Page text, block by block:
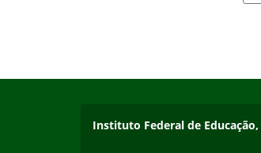
Endereço
Instituto Federal de